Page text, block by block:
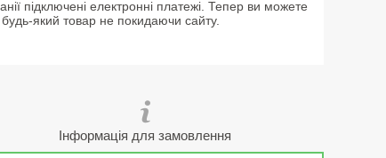
підключені електронні платежі. Тепер ви можете
будь-який товар не покидаючи сайту.
Інформація для замовлення